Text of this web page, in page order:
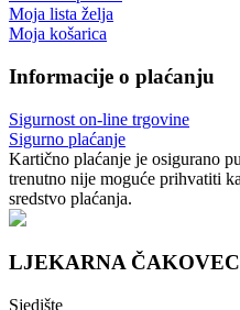
Moja lista želja
Moja košarica
Informacije o plaćanju
Sigurnost on-line trgovine
Sigurno plaćanje
Kartično plaćanje je osigurano
trenutno nije moguće prihvatiti
sredstvo plaćanja.
LJEKARNA ČAKOVEC
Sjedište